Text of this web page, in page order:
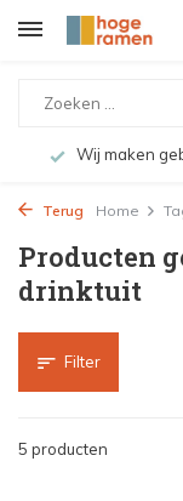
Wij maken
Terug Home
Producten
drinktuit
Filter
5 producten